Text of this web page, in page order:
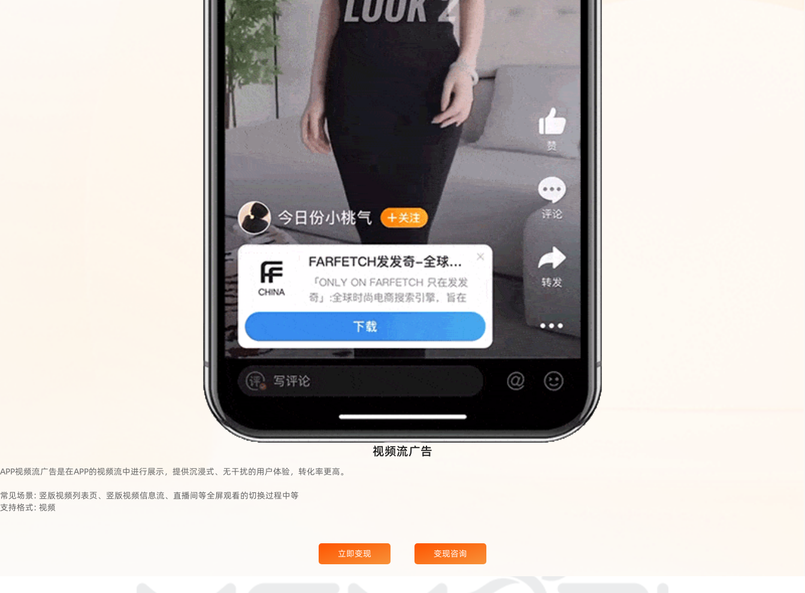
视频流广告
APP视频流广告是在APP的视频流中进行展示，提供沉浸式、无干扰的用户体验，转化率更高。
常见场景: 竖版视频列表页、竖版视频信息流、直播间等全屏观看的切换过程中等
支持格式: 视频
立即变现 变现咨询